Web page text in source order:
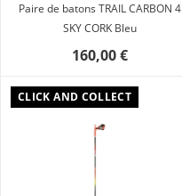
Paire de batons TRAIL CARBON 4
SKY CORK Bleu
160,00 €
CLICK AND COLLECT